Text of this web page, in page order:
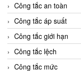
Công tắc an toàn
Công tắc áp suất
Công tắc giới hạn
Công tắc lệch
Công tắc mức